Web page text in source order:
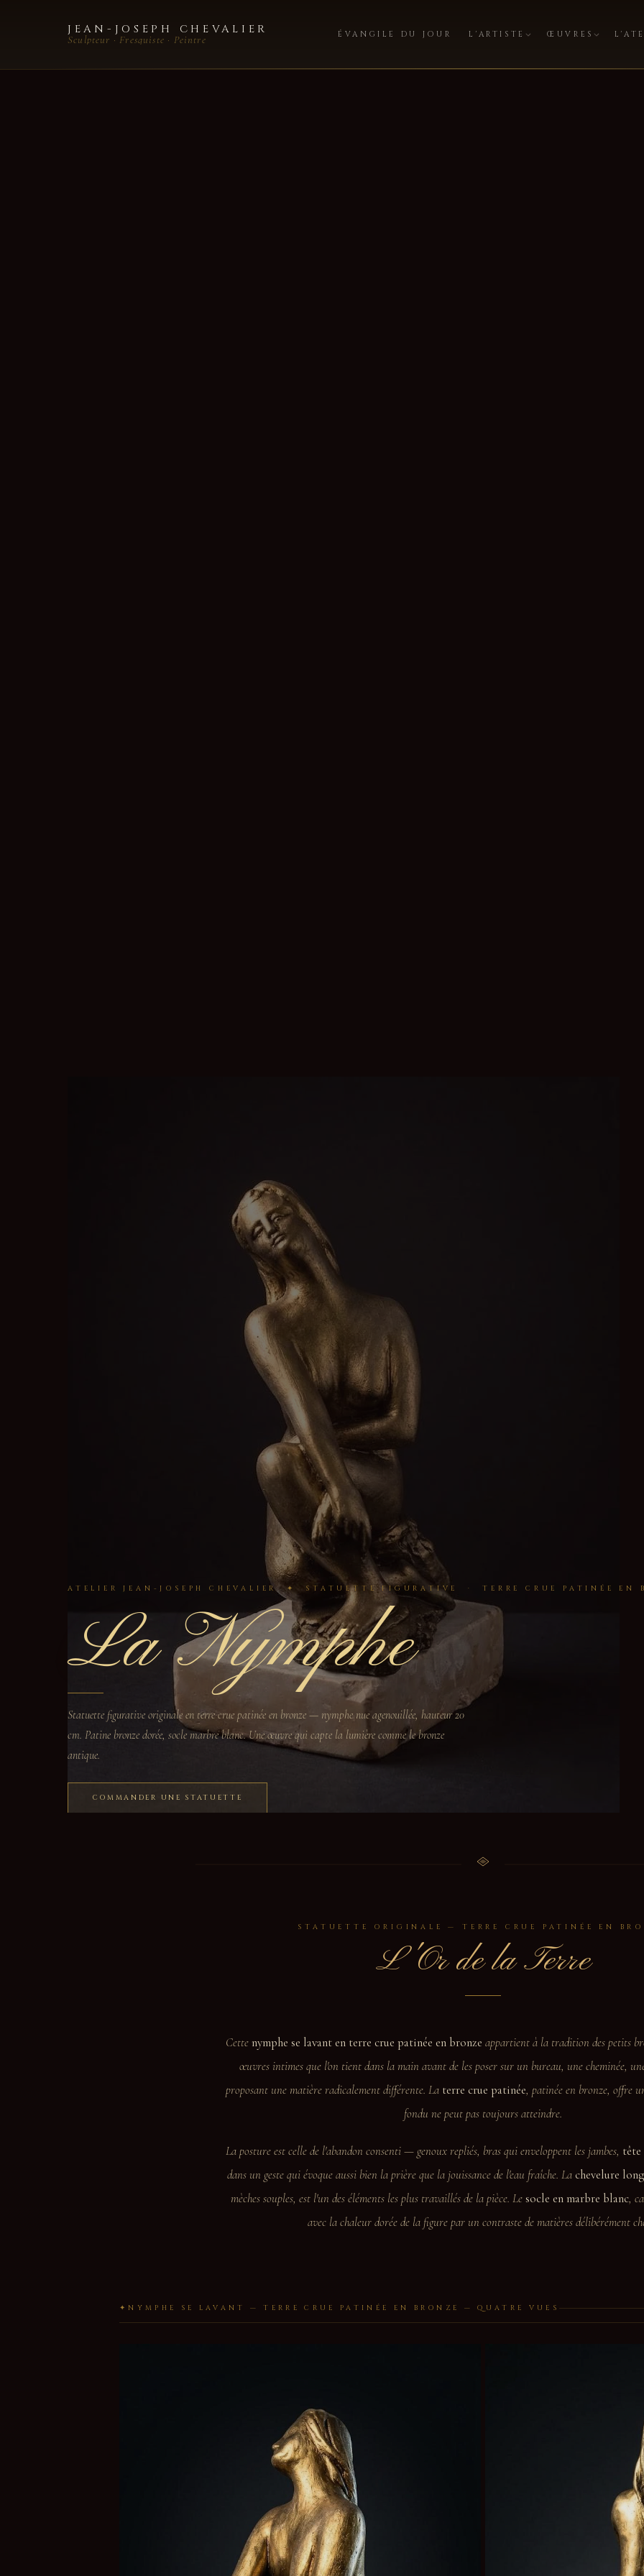
JEAN-JOSEPH CHEVALIER
Sculpteur · Fresquiste · Peintre ÉVANGILE DU JOUR L'ARTISTE ŒUVRES
ATELIER JEAN-JOSEPH CHEVALIER ✦ STATUETTE FIGURATIVE · TERRE CRUE PATINÉE EN
La Nymphe
Statuette figurative originale en terre crue patinée en bronze — nymphe nue agenouillée, hauteur 20
cm. Patine bronze dorée, socle marbre blanc. Une œuvre qui capte la lumière comme le bronze
antique.
COMMANDER UNE STATUETTE
STATUETTE ORIGINALE — TERRE CRUE PATINÉE EN
L'Or de la Terre
Cette nymphe se lavant en terre crue patinée en bronze appartient à la tradition des petits
œuvres intimes que l'on tient dans la main avant de les poser sur un bureau, une cheminée,
proposant une matière radicalement différente. La terre crue patinée, patinée en bronze, offre
fondu ne peut pas toujours atteindre.
La posture est celle de l'abandon consenti — genoux repliés, bras qui enveloppent les jambes, tête
dans un geste qui évoque aussi bien la prière que la jouissance de l'eau fraîche. Lachevelure
mèches souples, est l'un des éléments les plus travaillés de la pièce. Lesocle en marbre blanc,
avec la chaleur dorée de la figure par un contraste de matières délibérément
✦ NYMPHE SE LAVANT — TERRE CRUE PATINÉE EN BRONZE — QUATRE VUES